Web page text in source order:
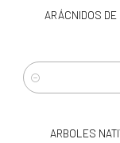
-5%OFF
ARÁCNIDOS
Cantidad
ARBOLES